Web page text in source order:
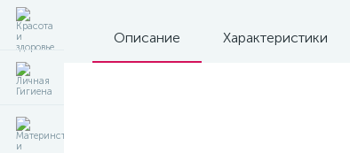
Описание Характеристики